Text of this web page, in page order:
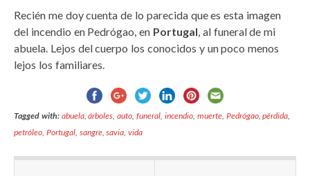
Recién me doy cuenta de lo parecida que es esta imagen
del incendio en Pedrógao, en Portugal, al funeral de mi
abuela. Lejos del cuerpo los conocidos y un poco menos
lejos los familiares.
Tagged with: abuela,árboles,auto,funeral, incendio, muerte, Pedrógao,pérdida,
petróleo, Portugal, sangre,savia,vida